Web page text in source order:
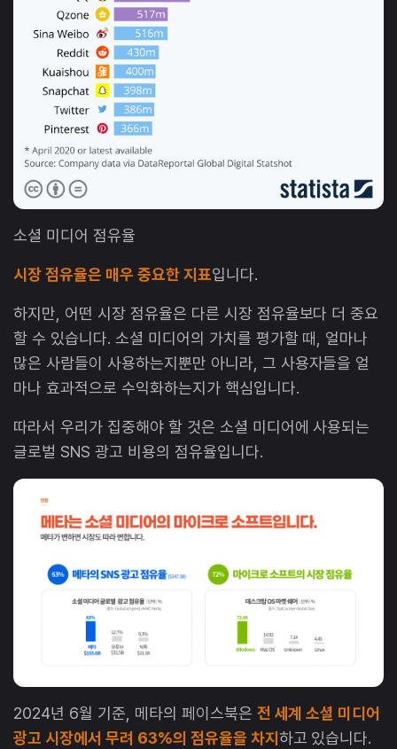
소셜 미디어 점유율
시장 점유율은 매우 중요한 지표입니다.
하지만, 어떤 시장 점유율은 다른 시장 점유율보다 더 중요
할 수 있습니다. 소셜 미디어의 가치를 평가할 때, 얼마나
많은 사람들이 사용하는지뿐만 아니라, 그 사용자들을 얼
마나 효과적으로 수익화하는지가 핵심입니다.
따라서 우리가 집중해야 할 것은 소셜 미디어에 사용되는
글로벌 SNS 광고 비용의 점유율입니다.
2024년 6월 기준, 메타의 페이스북은 전 세계 소셜 미디어
광고 시장에서 무려 63%의 점유율을 차지 하고 있습니다.